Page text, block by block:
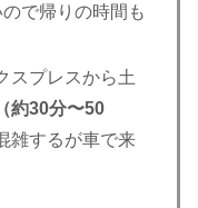
ので帰りの時間も
スプレスから土
（約30分〜50
雑するが車で来